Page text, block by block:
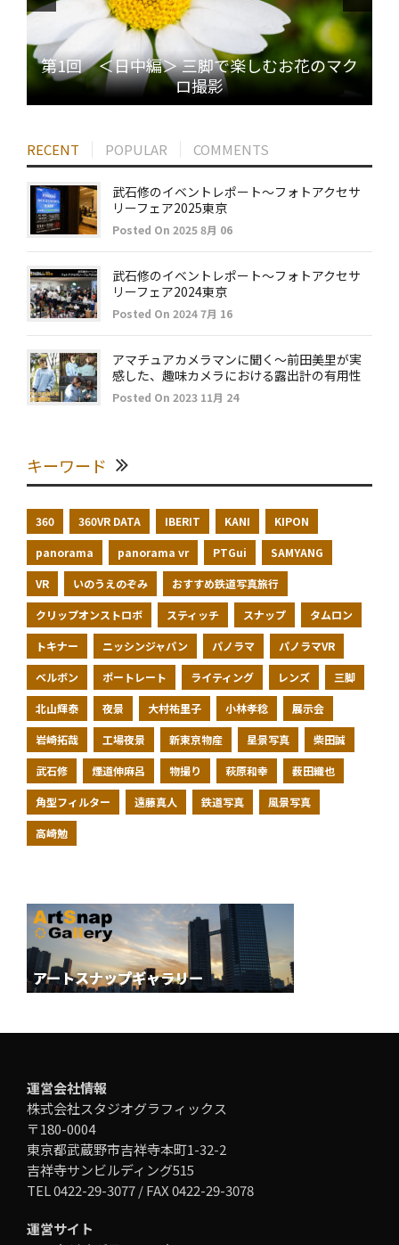
第1回 ＜日中編＞ 三脚で楽しむお花のマク
ロ撮影
RECENT POPULAR COMMENTS
武石修のイベントレポート～フォトアクセサ
リーフェア2025東京
Posted On 2025 8月 06
武石修のイベントレポート～フォトアクセサ
リーフェア2024東京
Posted On 2024 7月 16
アマチュアカメラマンに聞く～前田美里が実
感した、趣味カメラにおける露出計の有用性
Posted On 2023 11月 24
キーワード
360 360VR DATA IBERIT KANI KIPON
panorama panorama vr PTGui SAMYANG
VR いのうえのぞみ おすすめ鉄道写真旅行
クリップオンストロボ スティッチ スナップ タムロン
トキナー ニッシンジャパン パノラマ パノラマVR
ベルボン ポートレート ライティング レンズ 三脚
北山輝泰 夜景 大村祐里子 小林孝稔 展示会
岩崎拓哉 工場夜景 新東京物産 星景写真 柴田誠
武石修 煙道伸麻呂 物撮り 萩原和幸 薮田織也
角型フィルター 遠藤真人 鉄道写真 風景写真
高崎勉
運営会社情報
株式会社スタジオグラフィックス
〒180-0004
東京都武蔵野市吉祥寺本町1-32-2
吉祥寺サンビルディング515
TEL 0422-29-3077 / FAX 0422-29-3078
運営サイト